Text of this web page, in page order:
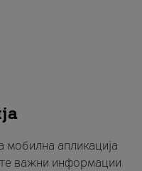
мобилна апликација
важни информации